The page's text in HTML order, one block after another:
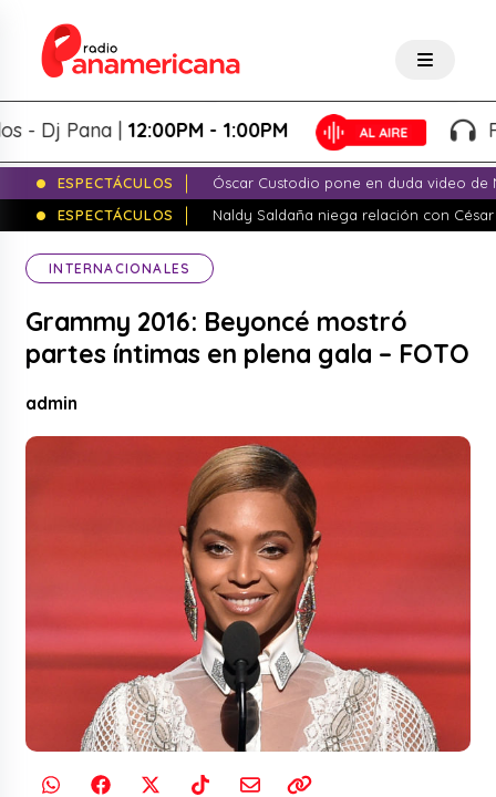
Pana |12:00PM - 1:00PM
ESPECTÁCULOS
Óscar Custodio pone en duda video de
ESPECTÁCULOS
Naldy Saldaña niega relación con
INTERNACIONALES
Grammy 2016: Beyoncé mostró
partes íntimas en plena gala – FOTO
admin